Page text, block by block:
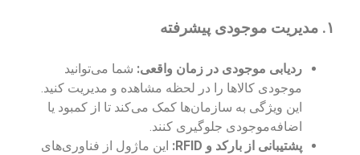
۱. مدیریت موجودی پیشرفته
ردیابی موجودی در زمان واقعی: شما می‌توانید
موجودی کالاها را در لحظه مشاهده و مدیریت کنید.
این ویژگی به سازمان‌ها کمک می‌کند تا از کمبود یا
اضافه‌موجودی جلوگیری کنند.
پشتیبانی از بارکد و RFID:
این ماژول از فناوری‌های